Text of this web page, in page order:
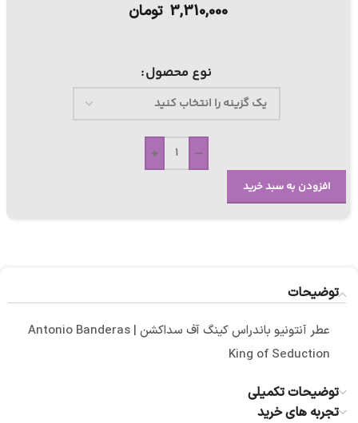
3,310,000 تومان
نوع محصول
-
+
افزودن به سبد خرید
توضیحات
عطر آنتونیو باندراس کینگ آف سداکشن | Antonio Banderas
King of Seduction
توضیحات تکمیلی
تجربه های خرید